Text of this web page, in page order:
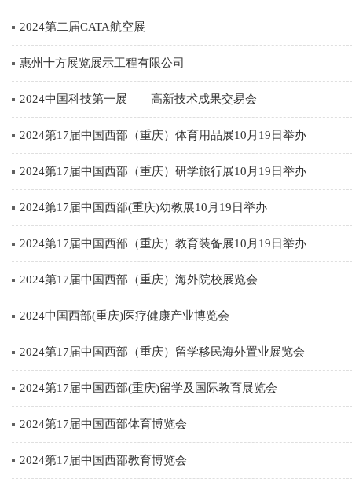
2024第二届CATA航空展
惠州十方展览展示工程有限公司
2024中国科技第一展——高新技术成果交易会
2024第17届中国西部（重庆）体育用品展10月19日举办
2024第17届中国西部（重庆）研学旅行展10月19日举办
2024第17届中国西部(重庆)幼教展10月19日举办
2024第17届中国西部（重庆）教育装备展10月19日举办
2024第17届中国西部（重庆）海外院校展览会
2024中国西部(重庆)医疗健康产业博览会
2024第17届中国西部（重庆）留学移民海外置业展览会
2024第17届中国西部(重庆)留学及国际教育展览会
2024第17届中国西部体育博览会
2024第17届中国西部教育博览会